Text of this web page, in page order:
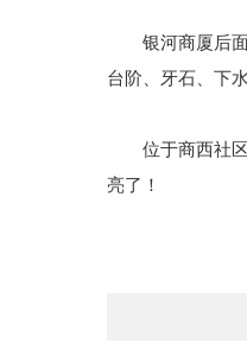
银河商厦后面
台阶、牙石、下
位于商西社区
亮了！